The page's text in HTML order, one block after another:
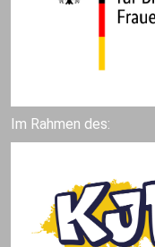
Im Rahmen des: